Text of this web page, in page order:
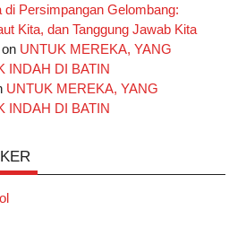
di Persimpangan Gelombang:
Kita, dan Tanggung Jawab Kita
UNTUK MEREKA, YANG
INDAH DI BATIN
UNTUK MEREKA, YANG
INDAH DI BATIN